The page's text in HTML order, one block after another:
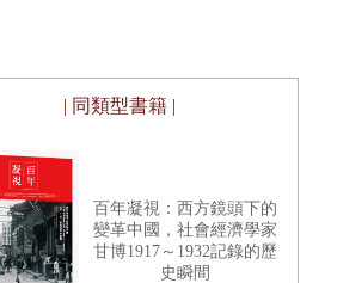
| 同類型書籍 |
百年凝視：西方鏡頭下的
變革中國，社會經濟學家
甘博1917～1932記錄的歷
史瞬間